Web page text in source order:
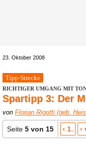
23. Oktober 2008
Tipp-Strecke
RICHTIGER UMGANG MIT
Spartipp 3: Der
von Florian Rigotti (geb.
Seite 5 von 15 ‹ 1. ‹